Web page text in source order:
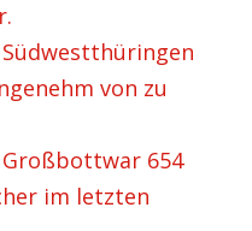
von zu
654
im letzten